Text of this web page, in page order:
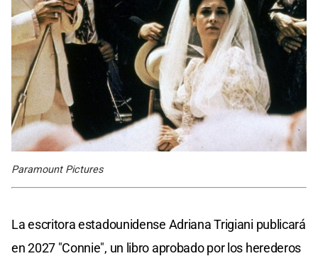
Paramount Pictures
La escritora estadounidense Adriana Trigiani publicará
en 2027 "Connie", un libro aprobado por los herederos